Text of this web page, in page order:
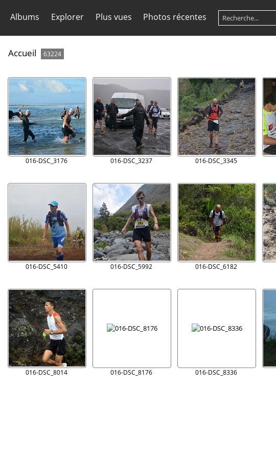
Albums Explorer Plus vues Photos récentes
Accueil 63224
016-DSC_3176 016-DSC_3237 016-DSC_3345
016-DSC_5410 016-DSC_5992 016-DSC_6182
016-DSC_8014 016-DSC_8176 016-DSC_8336